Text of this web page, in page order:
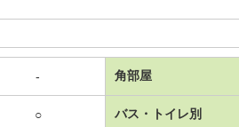
- 角部屋
○ バス・トイレ別